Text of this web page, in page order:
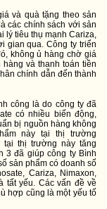
và quà tặng theo sản
các chính sách với sản
lý tiêu thụ mạnh Cariza,
gian qua. Công ty triển
không ủ hàng chờ giá
và thanh toán tiền
chính dẫn đến thành
công là do công ty đã
có nhiều biến động,
bị nguồn hàng không
này tại thị trường
tại thị trường này tăng
3 đã giúp công ty Bình
sản phẩm có doanh số
Cariza, Nimaxon,
tất yếu. Các vấn đề về
hợp cũng là một yếu tố